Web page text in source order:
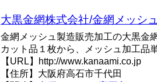
大黒金網株式会社/金網メッシ
金網メッシュ製造販売加工の大黒金
カット品１枚から、メッシュ加工品
【URL】http://www.kanaami.co.jp
【住所】大阪府高石市千代田